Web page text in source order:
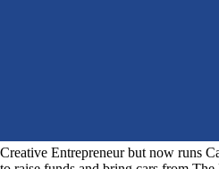
Creative Entrepreneur but now runs